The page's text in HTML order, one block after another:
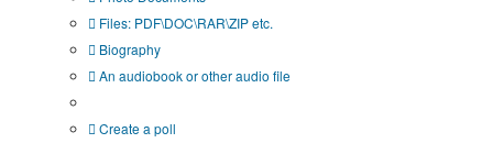
Files: PDF\DOC\RAR\ZIP etc.
Biography
An audiobook or other audio file
Create a poll